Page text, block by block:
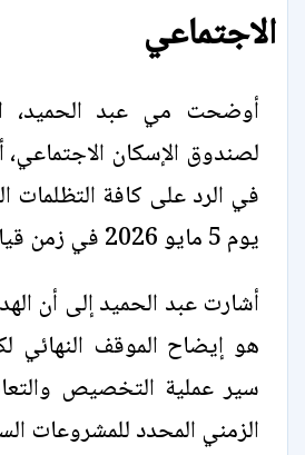
الاجتماعي
أوضحت مي عبد الحميد،
لصندوق الإسكان
في الرد على كافة التظلمات
يوم 5 مايو 2026 في زمن قياسي.
أشارت عبد الحميد إلى أن
هو إيضاح الموقف النهائي
سير عملية التخصيص
الزمني المحدد للمشروعات